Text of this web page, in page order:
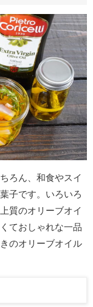
ろん、和食やスイ
子です。いろいろ
質のオリーブオイ
ておしゃれな一品
のオリーブオイル